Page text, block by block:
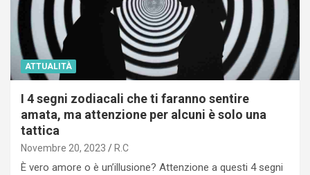
ATTUALITÀ
I 4 segni zodiacali che ti faranno sentire
amata, ma attenzione per alcuni è solo una
tattica
Novembre 20, 2023 R.C
È vero amore o è un’illusione? Attenzione a questi 4 segni